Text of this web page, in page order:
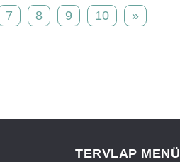
7 8 9 10 »
TERVLAP MENÜ